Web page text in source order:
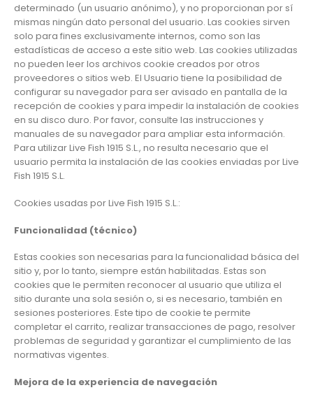
determinado (un usuario anónimo), y no proporcionan por sí
mismas ningún dato personal del usuario. Las cookies sirven
solo para fines exclusivamente internos, como son las
estadísticas de acceso a este sitio web. Las cookies utilizadas
no pueden leer los archivos cookie creados por otros
proveedores o sitios web. El Usuario tiene la posibilidad de
configurar su navegador para ser avisado en pantalla de la
recepción de cookies y para impedir la instalación de cookies
en su disco duro. Por favor, consulte las instrucciones y
manuales de su navegador para ampliar esta información.
Para utilizar Live Fish 1915 S.L., no resulta necesario que el
usuario permita la instalación de las cookies enviadas por Live
Fish 1915 S.L.
Cookies usadas por Live Fish 1915 S.L.:
Funcionalidad (técnico)
Estas cookies son necesarias para la funcionalidad básica del
sitio y, por lo tanto, siempre están habilitadas. Estas son
cookies que le permiten reconocer al usuario que utiliza el
sitio durante una sola sesión o, si es necesario, también en
sesiones posteriores. Este tipo de cookie te permite
completar el carrito, realizar transacciones de pago, resolver
problemas de seguridad y garantizar el cumplimiento de las
normativas vigentes.
Mejora de la experiencia de navegación